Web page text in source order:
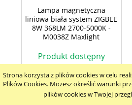
Strona korzysta z plików cookies w celu
Plików Cookies. Możesz określić warunki
plików cookies w Twojej
Lampa magnetyczna
liniowa biała system ZIGBEE
8W 368LM 2700-5000K -
M0038Z Maxlight
Produkt dostępny
370,00 zł